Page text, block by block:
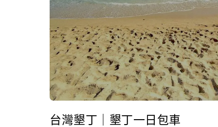
台灣墾丁｜墾丁一日包車